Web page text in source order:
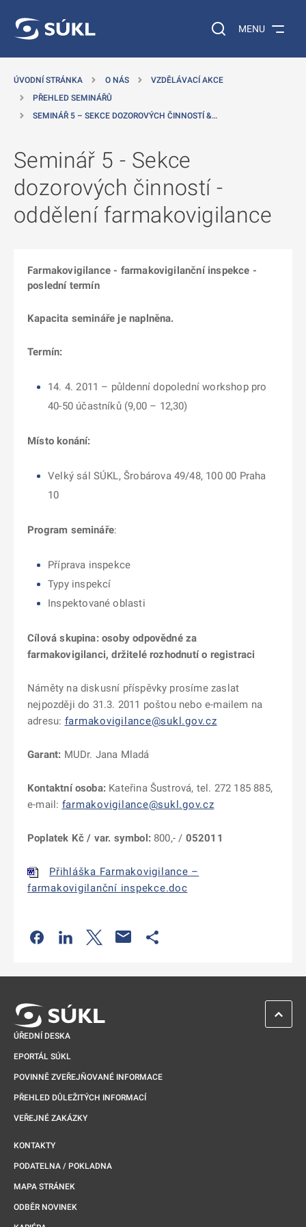
Vyhledávání na
MENU
ÚVODNÍ STRÁNKA O NÁS
VZDĚLÁVACÍ AKCE
PŘEHLED SEMINÁŘŮ
SEMINÁŘ 5 – SEKCE DOZOROVÝCH ČINNOSTÍ &…
Seminář 5 - Sekce
dozorových činností -
oddělení farmakovigilance
Farmakovigilance - farmakovigilanční inspekce -
poslední termín
Kapacita semináře je naplněna.
Termín:
14. 4. 2011 – půldenní dopolední workshop pro
40-50 účastníků (9,00 – 12,30)
Místo konání:
Velký sál SÚKL, Šrobárova 49/48, 100 00 Praha
10
Program semináře:
Příprava inspekce
Typy inspekcí
Inspektované oblasti
Cílová skupina: osoby odpovědné za
farmakovigilanci, držitelé rozhodnutí o registraci
Náměty na diskusní příspěvky prosíme zaslat
nejpozději do 31.3. 2011 poštou nebo e-mailem na
adresu: farmakovigilance@sukl.gov.cz
Garant: MUDr. Jana Mladá
Kontaktní osoba: Kateřina Šustrová, tel. 272 185 885,
e-mail: farmakovigilance@sukl.gov.cz
Poplatek Kč / var. symbol:800,- / 052011
Přihláška Farmakovigilance –
farmakovigilanční inspekce.doc
Odkaz se otevře na nové kartě
Odkaz se otevře na nové kartě
Odkaz se otevře na nové kartě
ÚŘEDNÍ DESKA
EPORTÁL SÚKL
POVINNĚ ZVEŘEJŇOVANÉ INFORMACE
PŘEHLED DŮLEŽITÝCH INFORMACÍ
VEŘEJNÉ ZAKÁZKY
KONTAKTY
PODATELNA / POKLADNA
MAPA STRÁNEK
ODBĚR NOVINEK
ZPĚT